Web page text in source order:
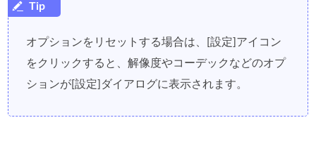
オプションをリセットする場合は、[設定]アイコン
をクリックすると、解像度やコーデックなどのオプ
ションが[設定]ダイアログに表示されます。